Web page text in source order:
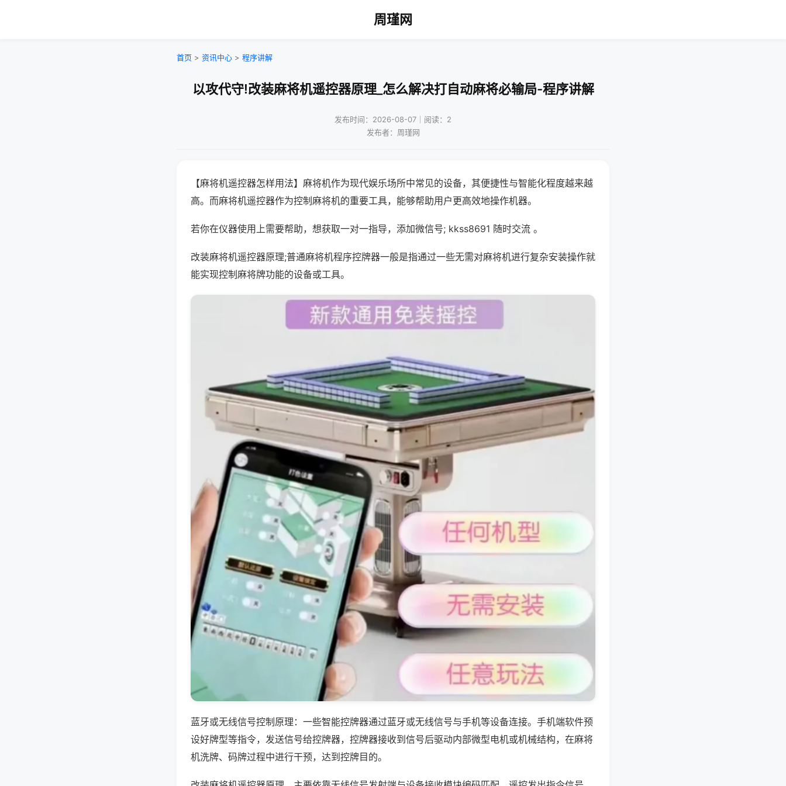
周瑾网
首页 > 资讯中心 > 程序讲解
以攻代守!改装麻将机遥控器原理_怎么解决打自动麻将必输局-程序讲解
发布时间：2026-08-07｜阅读：2
发布者：周瑾网
【麻将机遥控器怎样用法】麻将机作为现代娱乐场所中常见的设备，其便捷性与智能化程度越来越
高。而麻将机遥控器作为控制麻将机的重要工具，能够帮助用户更高效地操作机器。
若你在仪器使用上需要帮助，想获取一对一指导，添加微信号; kkss8691 随时交流 。
改装麻将机遥控器原理;普通麻将机程序控牌器一般是指通过一些无需对麻将机进行复杂安装操作就
能实现控制麻将牌功能的设备或工具。
蓝牙或无线信号控制原理：一些智能控牌器通过蓝牙或无线信号与手机等设备连接。手机端软件预
设好牌型等指令，发送信号给控牌器，控牌器接收到信号后驱动内部微型电机或机械结构，在麻将
机洗牌、码牌过程中进行干预，达到控牌目的。